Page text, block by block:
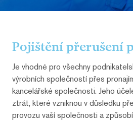
Pojištění přerušení
Je vhodné pro všechny
výrobních společností přes
kancelářské společnosti. Jeho
ztrát, které vzniknou v důsledku
provozu vaší společnosti a